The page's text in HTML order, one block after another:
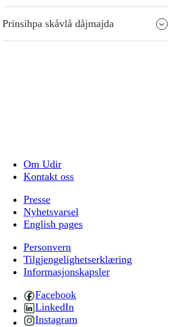
Prinsihpa skåvlå dåjmajda
Om Udir
Kontakt oss
Presse
Nyhetsvarsel
English pages
Personvern
Tilgjengelighetserklæring
Informasjonskapsler
Facebook
LinkedIn
Instagram